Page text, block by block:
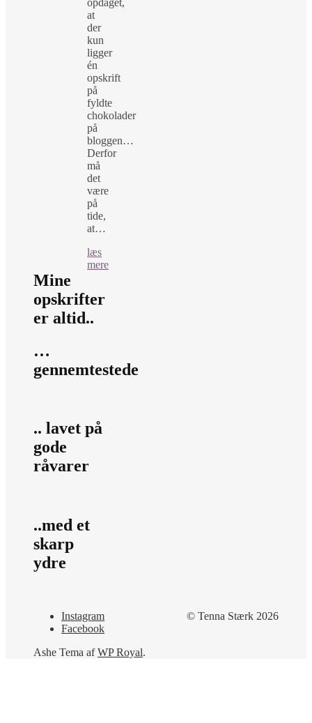
at
der
kun
ligger
én
opskrift
på
fyldte
chokolader
på
bloggen…
Derfor
må
det
være
på
tide,
at…
læs
mere
Mine
opskrifter
er altid..
…
gennemtestede
.. lavet på
gode
råvarer
..med et
skarp
ydre
© Tenna Stærk 2026
Instagram
Facebook
Ashe Tema afWP Royal.